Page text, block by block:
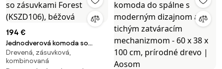
194 €
Jednodverová komoda so
zásuvkami Forest (KSZD106),
béžová
Drevená, zásuvková,
kombinovaná